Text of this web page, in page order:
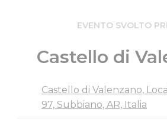
EVENTO SVOLTO
Castello di
Castello di Valenzano,
97, Subbiano, AR, Italia